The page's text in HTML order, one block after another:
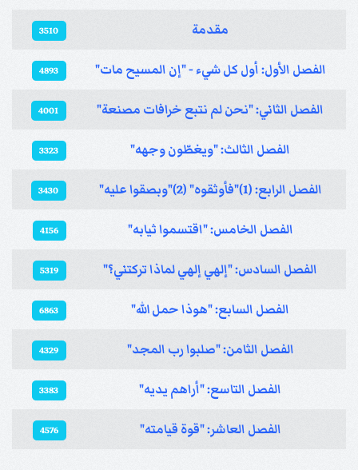
مقدمة 3510
الفصل الأول: أول كل شيء - "إن المسيح مات" 4893
الفصل الثاني: "نحن لم نتبع خرافات مصنعة" 4001
الفصل الثالث: "ويغطّون وجهه" 3323
الفصل الرابع: (1)"فأوثقوه" (2)"وبصقوا عليه" 3430
الفصل الخامس: "اقتسموا ثيابه" 4156
الفصل السادس: "إلهي إلهي لماذا تركتني؟" 5319
الفصل السابع: "هوذا حمل الله" 6863
الفصل الثامن: "صلبوا رب المجد" 4329
الفصل التاسع: "أراهم يديه" 3383
الفصل العاشر: "قوة قيامته" 4576